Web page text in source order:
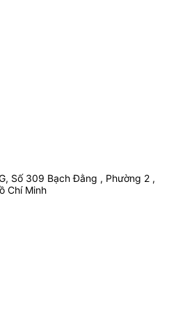
Số 309 Bạch Đằng , Phường 2 ,
Chí Minh